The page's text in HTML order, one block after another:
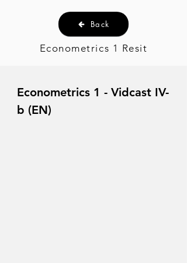
Back
Econometrics 1 Resit
Econometrics 1 - Vidcast IV-
b (EN)